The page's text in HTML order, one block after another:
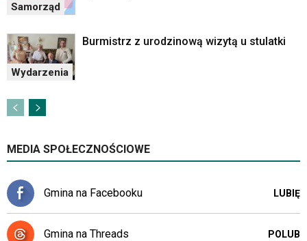
Samorząd
Wydarzenia
Burmistrz z urodzinową wizytą u stulatki
MEDIA SPOŁECZNOŚCIOWE
Gmina na Facebooku LUBIĘ
Gmina na Threads POLUB